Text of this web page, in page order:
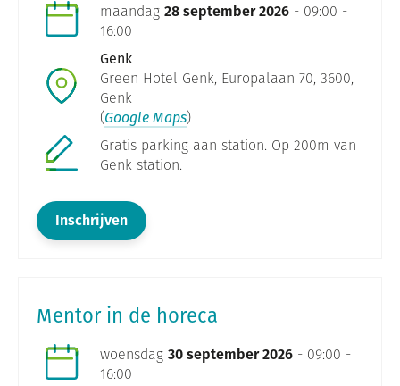
maandag 28 september 2026 - 09:00 -
16:00
Genk
Green Hotel Genk, Europalaan 70, 3600,
Genk
(Google Maps)
Gratis parking aan station. Op 200m van
Genk station.
Inschrijven
Mentor in de horeca
woensdag 30 september 2026 - 09:00 -
16:00